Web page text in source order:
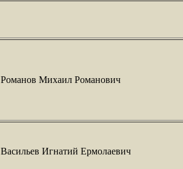
Романов Михаил Романович
Васильев Игнатий Ермолаевич